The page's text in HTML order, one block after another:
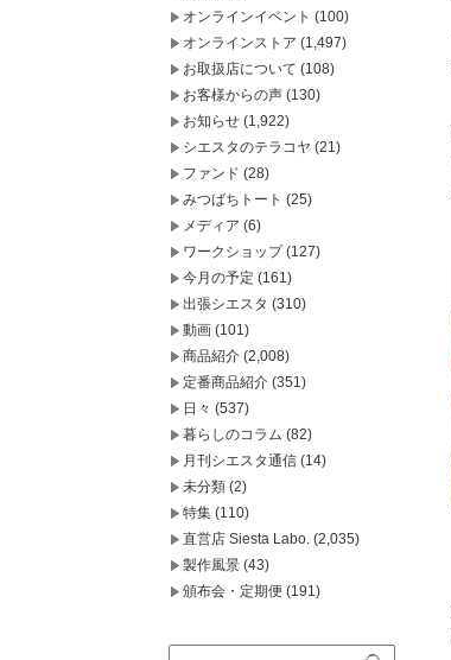
オンラインイベント (100)
オンラインストア (1,497)
お取扱店について (108)
お客様からの声 (130)
お知らせ (1,922)
シエスタのテラコヤ (21)
ファンド (28)
みつばちトート (25)
メディア (6)
ワークショップ(127)
今月の予定 (161)
出張シエスタ (310)
動画 (101)
商品紹介 (2,008)
定番商品紹介 (351)
日々 (537)
暮らしのコラム (82)
月刊シエスタ通信 (14)
未分類 (2)
特集 (110)
直営店 Siesta Labo. (2,035)
製作風景 (43)
頒布会・定期便 (191)